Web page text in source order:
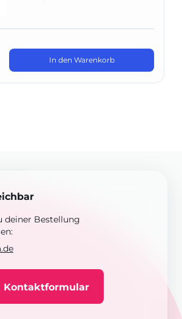
In den Warenkorb
deiner Bestellung
Kontaktformular